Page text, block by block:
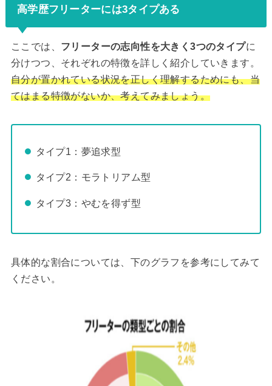
高学歴フリーターには3タイプある
ここでは、 フリーターの志向性を大きく3つのタイプに
分けつつ、それぞれの特徴を詳しく紹介していきます。
自分が置かれている状況を正しく理解するためにも、当
てはまる特徴がないか、考えてみましょう。
タイプ1：夢追求型
タイプ2：モラトリアム型
タイプ3：やむを得ず型
具体的な割合については、下のグラフを参考にしてみて
ください。